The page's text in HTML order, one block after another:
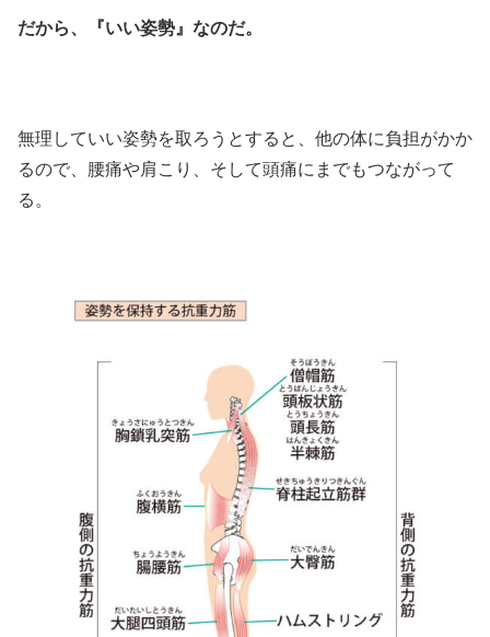
だから、『いい姿勢』なのだ。
無理していい姿勢を取ろうとすると、他の体に負担がかか
るので、腰痛や肩こり、そして頭痛にまでもつながって
る。